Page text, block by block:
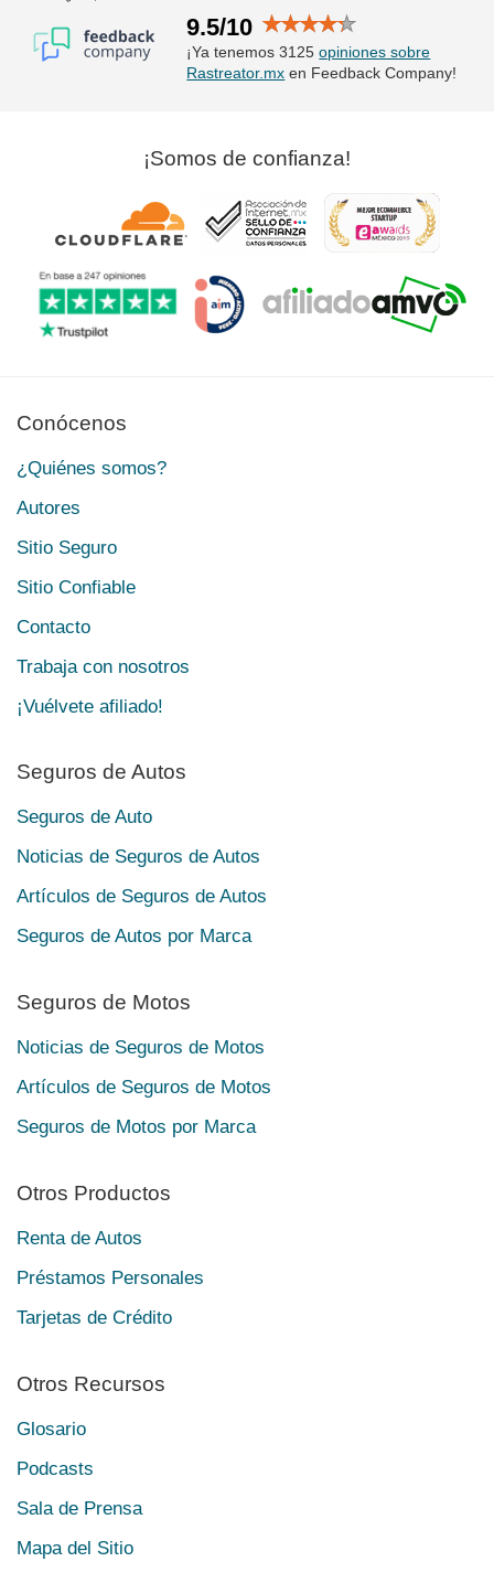
9.5/10
¡Ya tenemos 3125opiniones sobre
Rastreator.mx en Feedback Company!
¡Somos de confianza!
Conócenos
¿Quiénes somos?
Autores
Sitio Seguro
Sitio Confiable
Contacto
Trabaja con nosotros
¡Vuélvete afiliado!
Seguros de Autos
Seguros de Auto
Noticias de Seguros de Autos
Artículos de Seguros de Autos
Seguros de Autos por Marca
Seguros de Motos
Noticias de Seguros de Motos
Artículos de Seguros de Motos
Seguros de Motos por Marca
Otros Productos
Renta de Autos
Préstamos Personales
Tarjetas de Crédito
Otros Recursos
Glosario
Podcasts
Sala de Prensa
Mapa del Sitio